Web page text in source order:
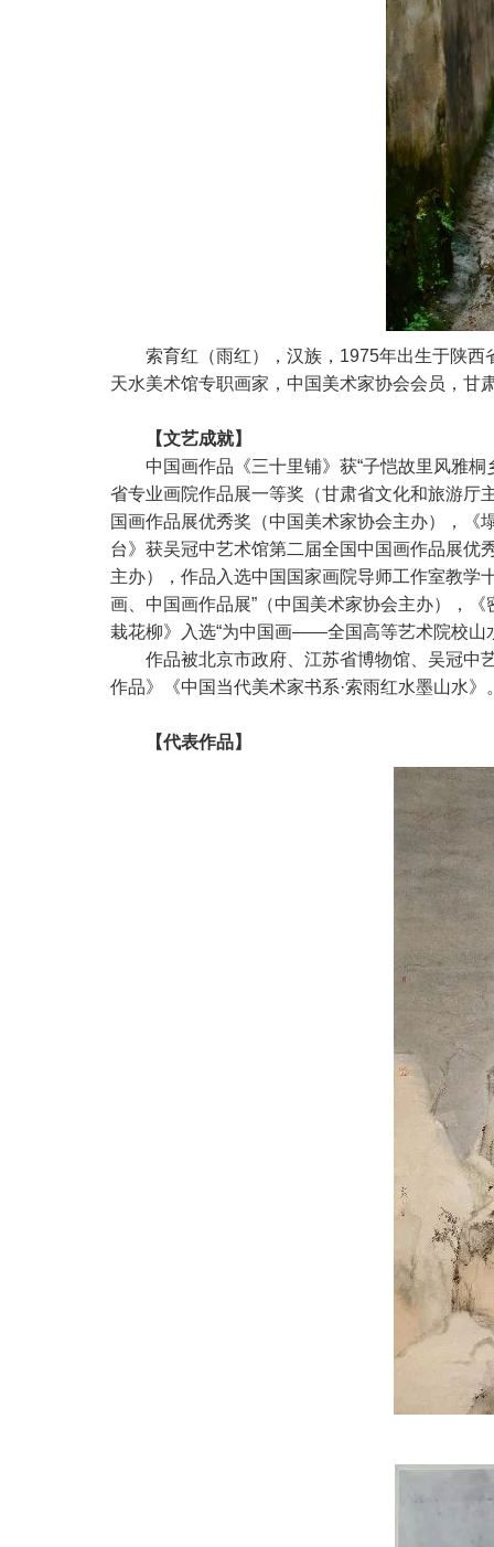
索育红（雨红）
，汉族，1975年出生于陕
天水美术馆专职画家，中国美术家协会会员，甘
【文艺成就】
中国画作品《三十里铺》获“子恺故里风雅
省专业画院作品展一等奖（甘肃省文化和旅游厅
国画作品展优秀奖（中国美术家协会主办），
《
台》获吴冠中艺术馆第二届全国中国画作品展优
主办）， 作品入选中国国家画院导师工作室教学
画、中国画作品展”（中国美术家协会主办），
栽花柳》入选“为中国画——全国高等艺术院校山
作品被北京市政府、江苏省博物馆、吴冠中
作品》《中国当代美术家书系·索雨红水墨山水》
【代表作品】